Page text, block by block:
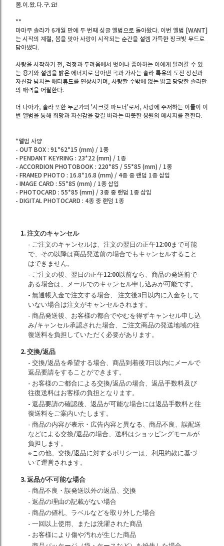
봄.이.왔.다.구.요!
**
마마무 솔라가 6개월 만에 두 번째 싱글 앨범으로 돌아왔다. 이번 앨범 [WANT]
는 시작의 계절, 봄을 맞아 사랑이 시작되는 순간을 설렘 가득한 핑크빛 무드로
담아냈다.
사랑을 시작하기 전, 걱정과 두려움에서 벗어나 좋아하는 이에게 달려갈 수 있
는 용기와 설렘을 밝은 에너지로 담아낸 곡과 가사는 솔라 특유의 도전 정신과
자신감 넘치는 애티튜드를 연상시키며, 사랑할 수밖에 없는 밝고 당당한 솔라만
의 매력을 어필한다.
더 나아가, 솔라 또한 누군가의 '시크릿 파트너'로서, 사랑에 주저하는 이들이 이
번 앨범을 통해 희망과 자신감을 갖길 바라는 따뜻한 응원의 메시지를 전한다.
*앨범 사양
- OUT BOX : 91*62*15 (mm) / 1종
- PENDANT KEYRING : 23*22 (mm) / 1종
- ACCORDION PHOTOBOOK : 220*85 / 55*85 (mm) / 1종
- FRAMED PHOTO : 16.8*16.8 (mm) / 4종 중 랜덤 1종 삽입
- IMAGE CARD : 55*85 (mm) / 1종 삽입
- PHOTOCARD : 55*85 (mm) / 3종 중 랜덤 1종 삽입
- DIGITAL PHOTOCARD : 4종 중 랜덤 1종
1. 注文のキャンセル
- ご注文のキャンセルは、注文の翌日の正午12:00まで可能
で、その以降は商品発送前の場合でもキャンセルすること
はできません。
- ご注文の後、翌日の正午12:00以前なら、商品の発送前で
ある場合は、メールでのキャンセル申し込みが可能です。
- 無通帳入金で注文する場合、 注文後3日以内に入金をして
いない場合は注文がキャンセルされます。
- 商品発送後、お客様の都合でやむを得ずキャンセル申し込
み/キャンセル承認された場合、ご注文商品の発送地域の往
復送料を負担していただく必要があります。
2. 交換/返品
- 交換/返品を希望する場合、商品到着後7日以内にメールで
返品要請をすることができます。
- お客様のご都合による交換/返品の場合、返品手数料及び
往復送料はお客様の負担となります。
- 返品要請の確認後、返品が可能な場合には返品手数料と往
復送料をご案内いたします。
- 商品の内容が表示・広告内容と異なる、商品不良、誤配送
などによる交換/返品の場合、送料はショッピングモールが
負担します。
※この他、交換/返品に対するポリシーは、利用約款に基づ
いて運営されます。
3. 返品が不可能な場合
- 商品不良・誤発送以外の返品、交換
- 返品の理由の記載がない場合
- 商品の値札、ラベルなどを取り外した場合
- 一回以上使用、または洗濯された商品
- お客様により傷や汚れが生じた商品